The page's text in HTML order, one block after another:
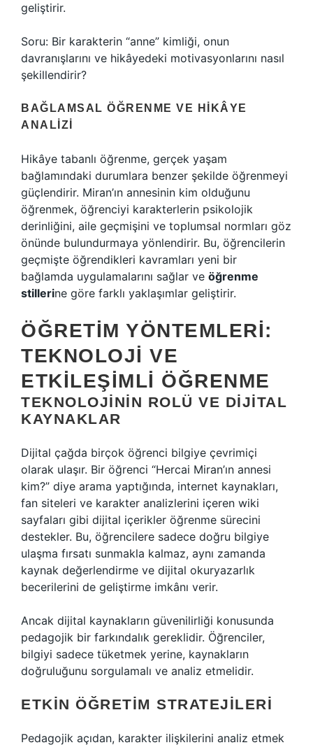
geliştirir.
Soru: Bir karakterin “anne” kimliği, onun
davranışlarını ve hikâyedeki motivasyonlarını nasıl
şekillendirir?
BAĞLAMSAL ÖĞRENME VE HIKÂYE
ANALIZI
Hikâye tabanlı öğrenme, gerçek yaşam
bağlamındaki durumlara benzer şekilde öğrenmeyi
güçlendirir. Miran’ın annesinin kim olduğunu
öğrenmek, öğrenciyi karakterlerin psikolojik
derinliğini, aile geçmişini ve toplumsal normları göz
önünde bulundurmaya yönlendirir. Bu, öğrencilerin
geçmişte öğrendikleri kavramları yeni bir
bağlamda uygulamalarını sağlar ve öğrenme
stillerine göre farklı yaklaşımlar geliştirir.
ÖĞRETIM YÖNTEMLERI:
TEKNOLOJI VE
ETKILEŞIMLI ÖĞRENME
TEKNOLOJININ ROLÜ VE DIJITAL
KAYNAKLAR
Dijital çağda birçok öğrenci bilgiye çevrimiçi
olarak ulaşır. Bir öğrenci “Hercai Miran’ın annesi
kim?” diye arama yaptığında, internet kaynakları,
fan siteleri ve karakter analizlerini içeren wiki
sayfaları gibi dijital içerikler öğrenme sürecini
destekler. Bu, öğrencilere sadece doğru bilgiye
ulaşma fırsatı sunmakla kalmaz, aynı zamanda
kaynak değerlendirme ve dijital okuryazarlık
becerilerini de geliştirme imkânı verir.
Ancak dijital kaynakların güvenilirliği konusunda
pedagojik bir farkındalık gereklidir. Öğrenciler,
bilgiyi sadece tüketmek yerine, kaynakların
doğruluğunu sorgulamalı ve analiz etmelidir.
ETKIN ÖĞRETIM STRATEJILERI
Pedagojik açıdan, karakter ilişkilerini analiz etmek